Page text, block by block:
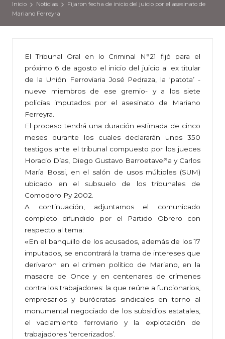
Inicio Noticias
Fijaron fecha de inicio del juicio por el asesinato de
Mariano Ferreyra
El Tribunal Oral en lo Criminal N°21 fijó para el
próximo 6 de agosto el inicio del juicio al ex titular
de la Unión Ferroviaria José Pedraza, la ‘patota’ -
nueve miembros de ese gremio- y a los siete
policías imputados por el asesinato de Mariano
Ferreyra.
El proceso tendrá una duración estimada de cinco
meses durante los cuales declararán unos 350
testigos ante el tribunal compuesto por los jueces
Horacio Días, Diego Gustavo Barroetaveña y Carlos
María Bossi, en el salón de usos múltiples (SUM)
ubicado en el subsuelo de los tribunales de
Comodoro Py 2002.
A continuación, adjuntamos el comunicado
completo difundido por el Partido Obrero con
respecto al tema:
«En el banquillo de los acusados, además de los 17
imputados, se encontrará la trama de intereses que
derivaron en el crimen político de Mariano, en la
masacre de Once y en centenares de crímenes
contra los trabajadores: la que reúne a funcionarios,
empresarios y burócratas sindicales en torno al
monumental negociado de los subsidios estatales,
el vaciamiento ferroviario y la explotación de
trabajadores ‘tercerizados’.